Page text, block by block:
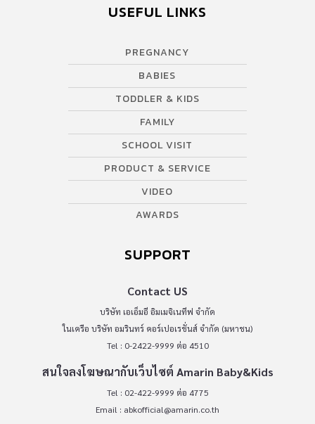
USEFUL LINKS
PREGNANCY
BABIES
TODDLER & KIDS
FAMILY
SCHOOL VISIT
PRODUCT & SERVICE
VIDEO
AWARDS
SUPPORT
Contact US
บริษัท เอเอ็มอี อิมเมจิเนทีฟ จำกัด
ในเครือ บริษัท อมรินทร์ คอร์เปอเรชั่นส์ จำกัด (มหาชน)
Tel : 0-2422-9999 ต่อ 4510
สนใจลงโฆษณากับเว็บไซต์ Amarin Baby&Kids
Tel : 02-422-9999 ต่อ 4775
Email : abkofficial@amarin.co.th